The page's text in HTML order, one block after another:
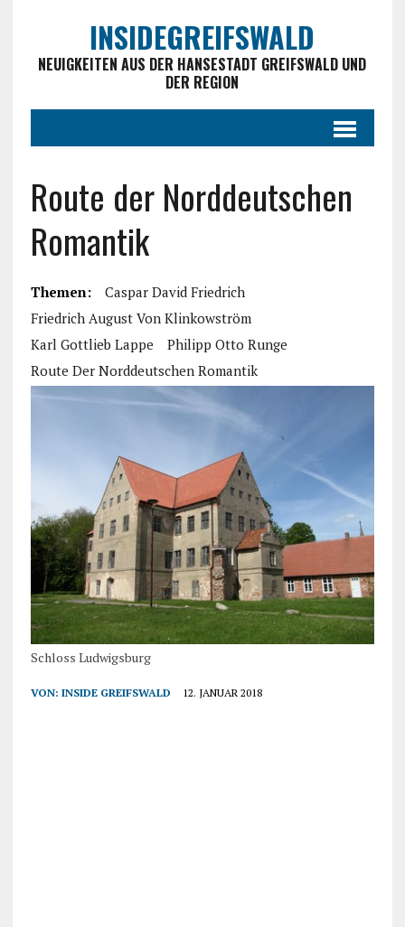
INSIDEGREIFSWALD
NEUIGKEITEN AUS DER HANSESTADT GREIFSWALD UND
DER REGION
Route der Norddeutschen
Romantik
Themen:
Caspar David Friedrich
Friedrich August Von Klinkowström
Karl Gottlieb Lappe
Philipp Otto Runge
Route Der Norddeutschen Romantik
Schloss Ludwigsburg
VON: INSIDE GREIFSWALD 12. JANUAR 2018